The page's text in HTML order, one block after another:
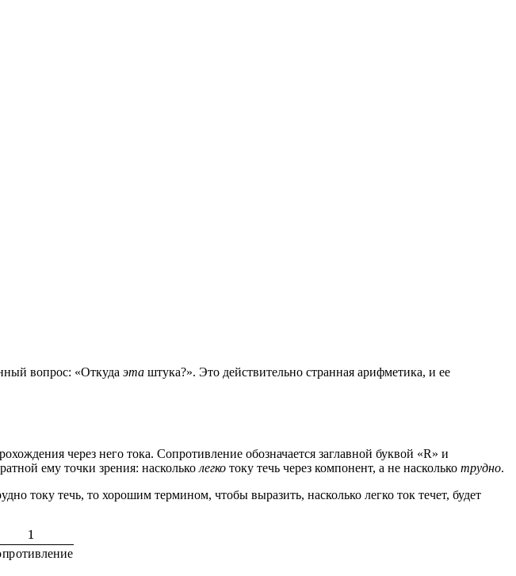
вопрос: «Откуда эта штука?». Это действительно странная арифметика, и ее
через него тока. Сопротивление обозначается заглавной буквой «R» и
ему точки зрения: насколько легко току течь через компонент, а не насколько трудно.
току течь, то хорошим термином, чтобы выразить, насколько легко ток течет, будет
1
противление
и